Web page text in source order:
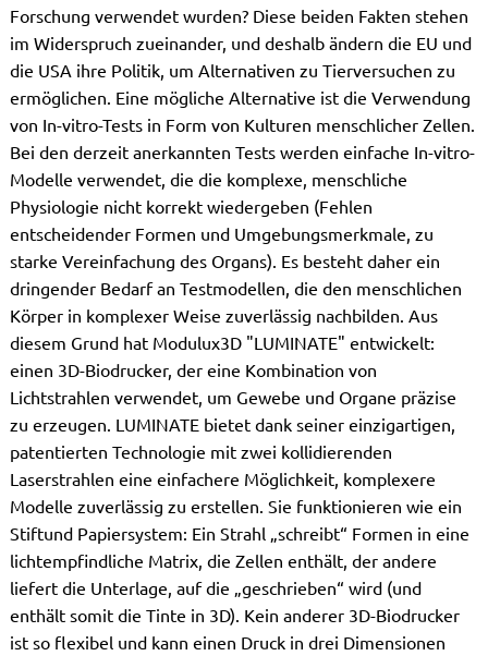
Forschung verwendet wurden? Diese beiden Fakten stehen
im Widerspruch zueinander, und deshalb ändern die EU und
die USA ihre Politik, um Alternativen zu Tierversuchen zu
ermöglichen. Eine mögliche Alternative ist die Verwendung
von In-vitro-Tests in Form von Kulturen menschlicher Zellen.
Bei den derzeit anerkannten Tests werden einfache In-vitro-
Modelle verwendet, die die komplexe, menschliche
Physiologie nicht korrekt wiedergeben (Fehlen
entscheidender Formen und Umgebungsmerkmale, zu
starke Vereinfachung des Organs). Es besteht daher ein
dringender Bedarf an Testmodellen, die den menschlichen
Körper in komplexer Weise zuverlässig nachbilden. Aus
diesem Grund hat Modulux3D "LUMINATE" entwickelt:
einen 3D-Biodrucker, der eine Kombination von
Lichtstrahlen verwendet, um Gewebe und Organe präzise
zu erzeugen. LUMINATE bietet dank seiner einzigartigen,
patentierten Technologie mit zwei kollidierenden
Laserstrahlen eine einfachere Möglichkeit, komplexere
Modelle zuverlässig zu erstellen. Sie funktionieren wie ein
Stiftund Papiersystem: Ein Strahl „schreibt“ Formen in eine
lichtempfindliche Matrix, die Zellen enthält, der andere
liefert die Unterlage, auf die „geschrieben“ wird (und
enthält somit die Tinte in 3D). Kein anderer 3D-Biodrucker
ist so flexibel und kann einen Druck in drei Dimensionen